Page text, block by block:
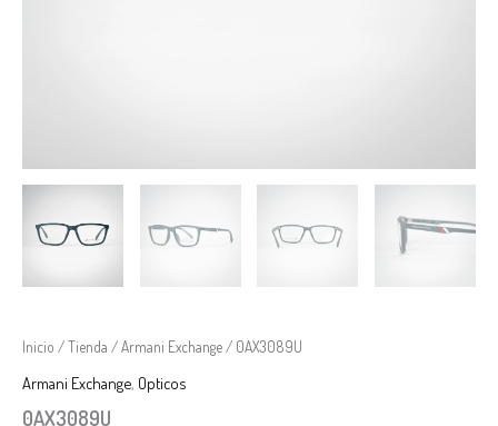
Inicio /Tienda /Armani Exchange/ 0AX3089U
Armani Exchange, Opticos
0AX3089U